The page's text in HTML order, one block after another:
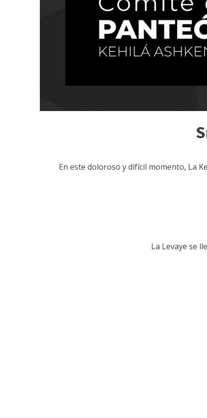
En este doloroso y difícil momento, La
La Levaye se